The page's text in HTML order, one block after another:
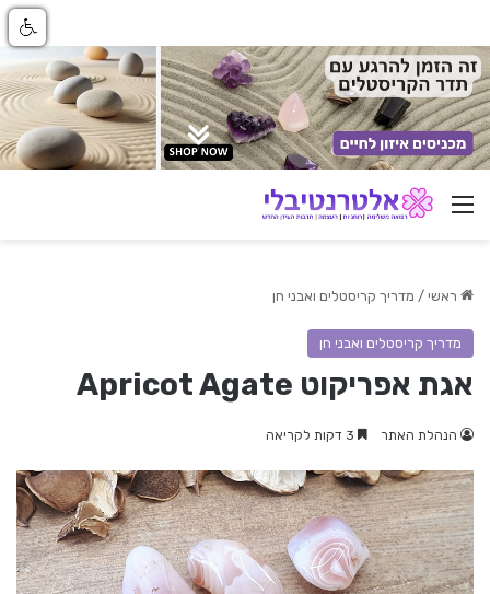
ניווט באתר
ראשי / מדריך קריסטלים ואבני חן
מדריך קריסטלים ואבני חן
אגת אפריקוט Apricot Agate
הנהלת האתר